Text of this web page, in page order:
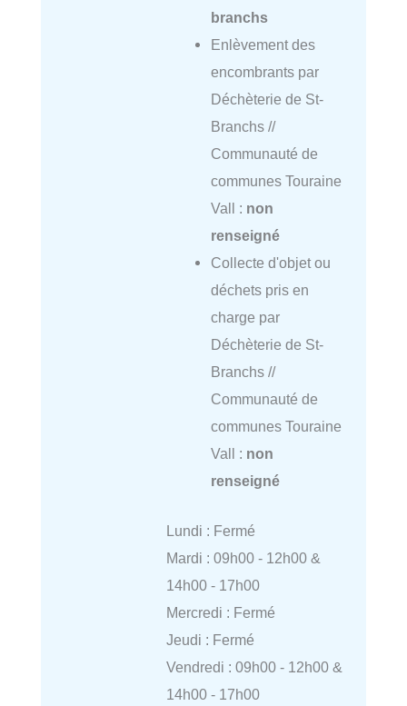
branchs
Enlèvement des
encombrants par
Déchèterie de St-
Branchs //
Communauté de
communes Touraine
Vall : non
renseigné
Collecte d'objet ou
déchets pris en
charge par
Déchèterie de St-
Branchs //
Communauté de
communes Touraine
Vall : non
renseigné
Lundi : Fermé
Mardi : 09h00 - 12h00 &
14h00 - 17h00
Mercredi : Fermé
Jeudi : Fermé
Vendredi : 09h00 - 12h00 &
14h00 - 17h00